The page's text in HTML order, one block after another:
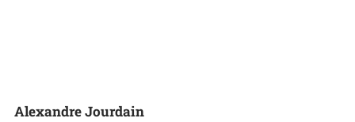
Alexandre Jourdain